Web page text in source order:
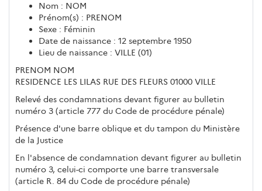
Nom : NOM
Prénom(s) : PRENOM
Sexe : Féminin
Date de naissance : 12 septembre 1950
Lieu de naissance : VILLE (01)
PRENOM NOM
RESIDENCE LES LILAS RUE DES FLEURS 01000 VILLE
Relevé des condamnations devant figurer au bulletin
numéro 3 (article 777 du Code de procédure pénale)
Présence d'une barre oblique et du tampon du Ministère
de la Justice
En l'absence de condamnation devant figurer au bulletin
numéro 3, celui-ci comporte une barre transversale
(article R. 84 du Code de procédure pénale)